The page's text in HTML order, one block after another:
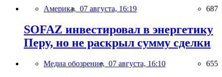
Америка, 07 августа, 16:19 687
SOFAZ инвестировал в энергетику
Перу, но не раскрыл сумму сделки
Медиа обозрение, 07 августа, 16:10 655